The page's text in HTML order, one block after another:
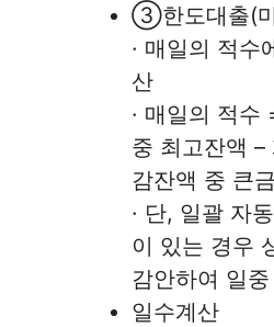
③한도대출(
· 매일의 적수
산
· 매일의 적수
중 최고잔액
감잔액 중 큰
· 단, 일괄 자
이 있는 경우
감안하여 일
일수계산